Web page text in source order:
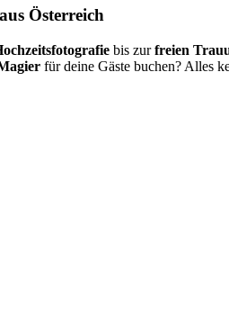
Österreich
bis zurfreien
für deine Gäste buchen? Alles